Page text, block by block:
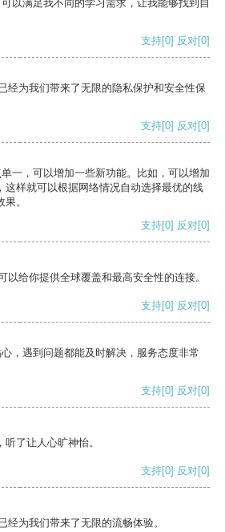
以满足我不同的学习需求，让我能够找到自
支持[0] 反对[0]
经为我们带来了无限的隐私保护和安全性保
支持[0] 反对[0]
一，可以增加一些新功能。比如，可以增加
这样就可以根据网络情况自动选择最优的线
。
支持[0] 反对[0]
以给你提供全球覆盖和最高安全性的连接。
支持[0] 反对[0]
，遇到问题都能及时解决，服务态度非常
支持[0] 反对[0]
了让人心旷神怡。
支持[0] 反对[0]
经为我们带来了无限的流畅体验。